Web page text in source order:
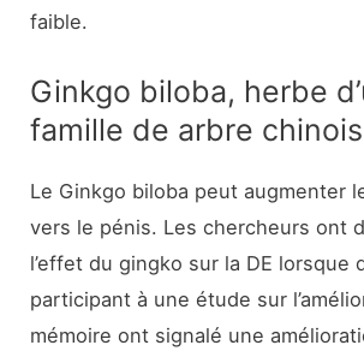
faible.
Ginkgo biloba, herbe
famille de arbre chinois
Le Ginkgo biloba peut augmenter
vers le pénis. Les chercheurs ont
l’effet du gingko sur la DE lorsque
participant à une étude sur
mémoire ont signalé une